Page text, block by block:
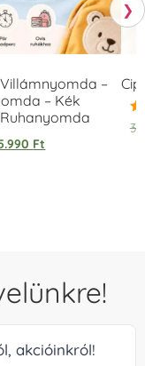
–
– Kék
Ft
❯
akcióinkról!